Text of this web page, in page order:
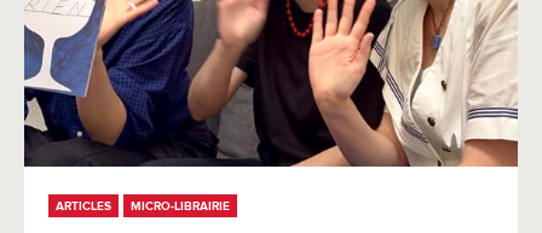
ARTICLES MICRO-LIBRAIRIE